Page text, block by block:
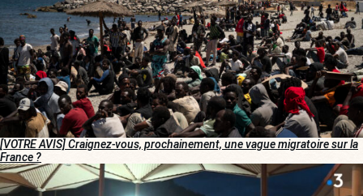
[VOTRE AVIS] Craignez-vous, prochainement, une vague migratoire sur la
France ?